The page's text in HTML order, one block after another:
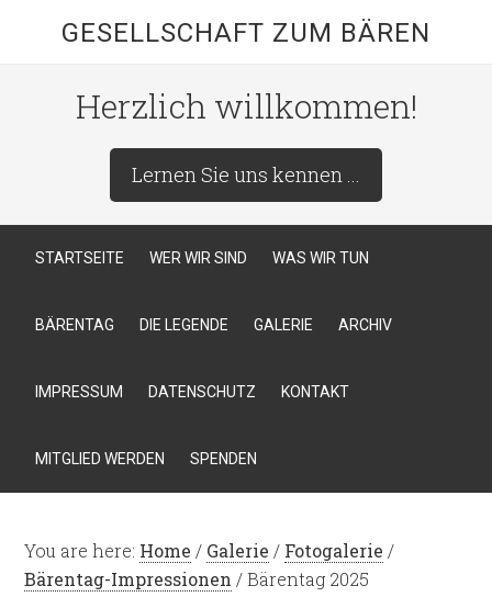
GESELLSCHAFT ZUM BÄREN
Herzlich willkommen!
Lernen Sie uns kennen ...
STARTSEITE WER WIR SIND WAS WIR TUN
BÄRENTAG DIE LEGENDE GALERIE ARCHIV
IMPRESSUM DATENSCHUTZ KONTAKT
MITGLIED WERDEN SPENDEN
You are here: Home / Galerie / Fotogalerie /
Bärentag-Impressionen /Bärentag 2025